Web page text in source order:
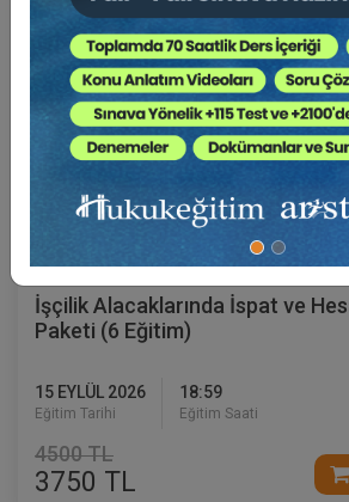
Sertifika Tekrar İzle Ekli Dosya
İşçilik Alacaklarında İspat ve
Paketi (6 Eğitim)
15 EYLÜL 2026
Eğitim Tarihi
18:59
Eğitim Saati
4500 TL
3750 TL